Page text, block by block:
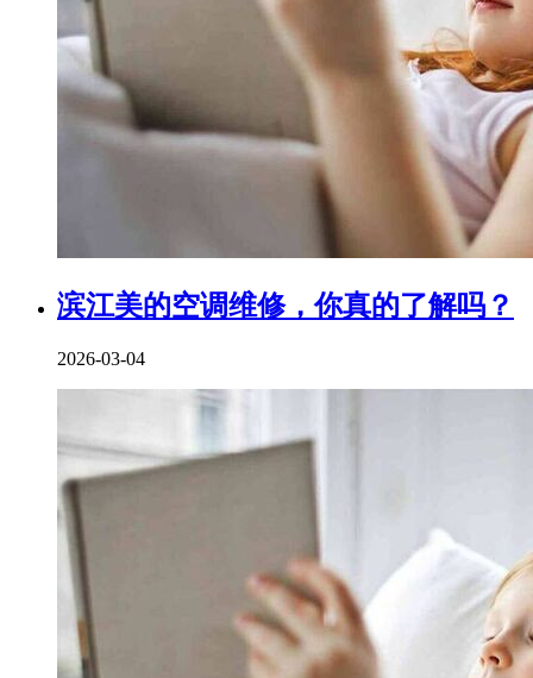
滨江美的空调维修，你真的了解吗？
2026-03-04